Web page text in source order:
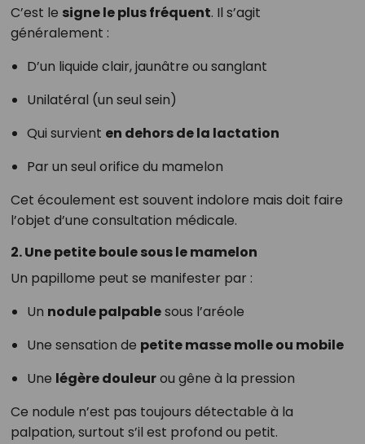
C’est le signe le plus fréquent. Il s’agit
généralement :
D’un liquide clair, jaunâtre ou sanglant
Unilatéral (un seul sein)
Qui survient en dehors de la lactation
Par un seul orifice du mamelon
Cet écoulement est souvent indolore mais doit faire
l’objet d’une consultation médicale.
2. Une petite boule sous le mamelon
Un papillome peut se manifester par :
Un nodule palpablesous l’aréole
Une sensation de petite masse molle ou mobile
Une légère douleurou gêne à la pression
Ce nodule n’est pas toujours détectable à la
palpation, surtout s’il est profond ou petit.